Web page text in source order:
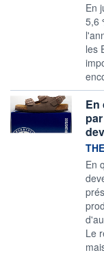
En
5,6
les
En
En
Le